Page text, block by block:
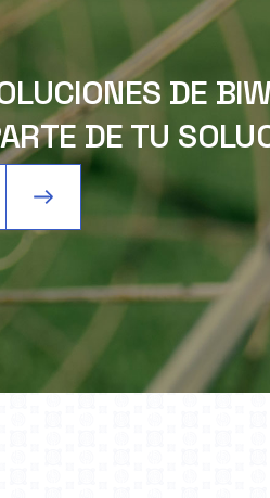
DE
DE TU